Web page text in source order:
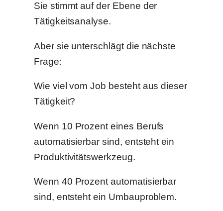
Sie stimmt auf der Ebene der
Tätigkeitsanalyse.
Aber sie unterschlägt die nächste
Frage:
Wie viel vom Job besteht aus dieser
Tätigkeit?
Wenn 10 Prozent eines Berufs
automatisierbar sind, entsteht ein
Produktivitätswerkzeug.
Wenn 40 Prozent automatisierbar
sind, entsteht ein Umbauproblem.